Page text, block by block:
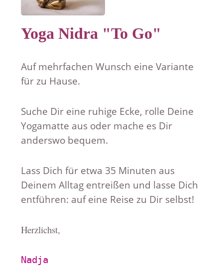
Yoga Nidra "To Go"
Auf mehrfachen Wunsch eine Variante
für zu Hause.
Suche Dir eine ruhige Ecke, rolle Deine
Yogamatte aus oder mache es Dir
anderswo bequem.
Lass Dich für etwa 35 Minuten aus
Deinem Alltag entreißen und lasse Dich
entführen: auf eine Reise zu Dir selbst!
Herzlichst,
Nadja